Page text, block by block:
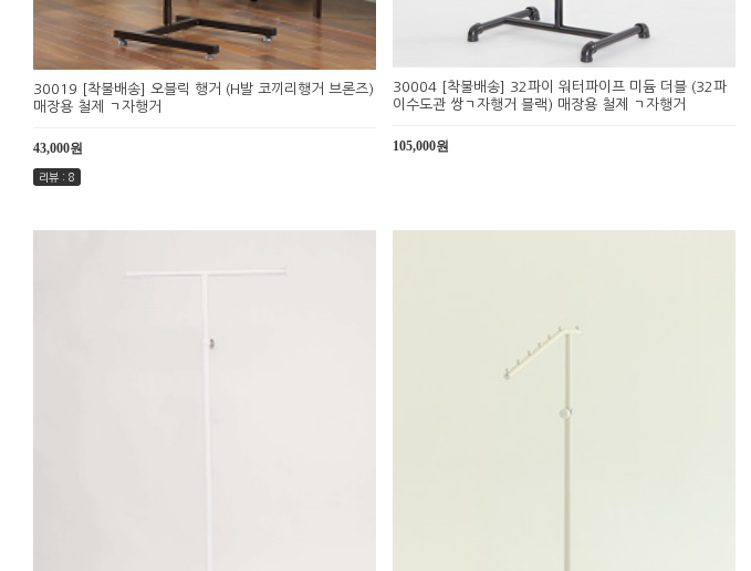
30019 [착불배송] 오블릭 행거 (H발 코끼리행거 브론즈)
매장용 철제 ㄱ자행거
43,000원
리뷰 : 8
30004 [착불배송] 32파이 워터파이프 미듐 더블 (32파
이수도관 쌍ㄱ자행거 블랙) 매장용 철제 ㄱ자행거
105,000원